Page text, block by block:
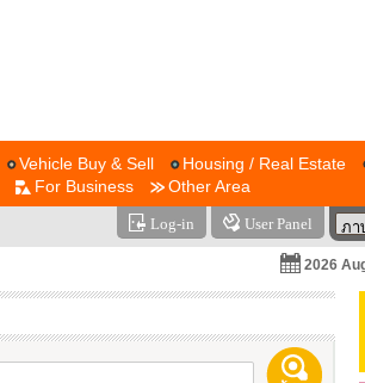
Vehicle Buy & Sell Housing / Real Estate
For Business Other Area
Log-in User Panel
2026